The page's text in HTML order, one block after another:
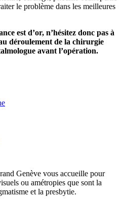
le problème dans les meilleures
est d’or, n’hésitez donc pas à
déroulement de la chirurgie
avant l’opération.
Genève vous accueille pour
ou amétropies que sont la
et la presbytie.